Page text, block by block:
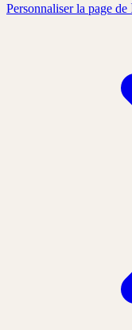
Personnaliser la page de